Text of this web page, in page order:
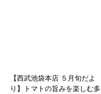
【西武池袋本店 ５月旬だよ
り】トマトの旨みを楽しむ多